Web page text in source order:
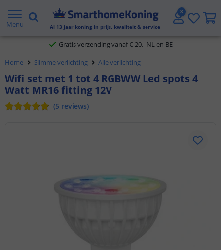
Menu Al 13 jaar koning in prijs, kwaliteit & service
2 jaar garantie
Gratis verzending vanaf € 20,- NL en BE
Klantbeoordeling 9.1
Voor 23:45 uur besteld,
Home Slimme verlichting Alle verlichting
Wifi set met 1 tot 4 RGBWW Led spots 4
Watt MR16 fitting 12V
(5 reviews)